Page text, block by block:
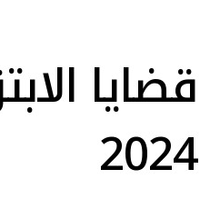
قضايا
2024